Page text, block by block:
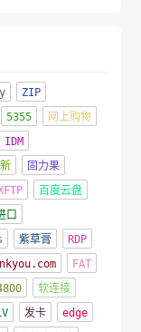
ZIP
5355
网上购物
IDM
固力果
百度云盘
口
紫草膏
RDP
FAT
软连接
发卡
edge